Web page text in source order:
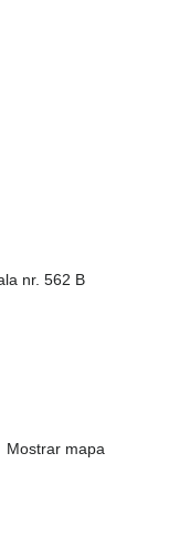
nr. 562 B
Mostrar mapa